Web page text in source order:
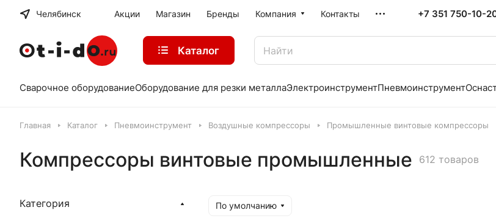
Челябинск Акции Магазин Бренды Компания Контакты +7 351 750-10-
Каталог
Сварочное оборудованиеОборудование для резки металлаЭлектроинструментПневмоинструмент
Главная Каталог Пневмоинструмент Воздушные компрессоры Промышленные винтовые компрессоры
Компрессоры винтовые промышленные 612 товаров
По умолчанию
Категория